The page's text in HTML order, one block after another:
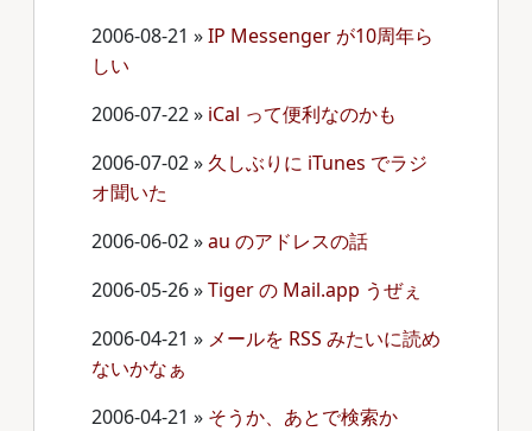
2006-08-21 »IP Messenger が10周年ら
しい
2006-07-22» iCal って便利なのかも
2006-07-02» 久しぶりに iTunes でラジ
オ聞いた
2006-06-02»au のアドレスの話
2006-05-26»Tiger の Mail.app うぜぇ
2006-04-21 » メールを RSS みたいに読め
ないかなぁ
2006-04-21 » そうか、あとで検索か